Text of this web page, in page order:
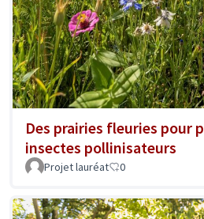
Des prairies fleuries pour
insectes pollinisateurs
Projet lauréat 0